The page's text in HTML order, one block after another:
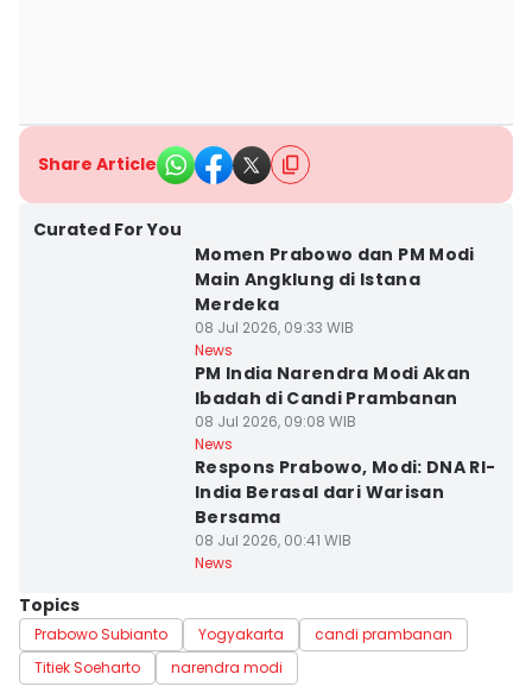
Share Article
Curated For You
Momen Prabowo dan PM Modi
Main Angklung di Istana
Merdeka
08 Jul 2026, 09:33 WIB
News
PM India Narendra Modi Akan
Ibadah di Candi Prambanan
08 Jul 2026, 09:08 WIB
News
Respons Prabowo, Modi: DNA RI-
India Berasal dari Warisan
Bersama
08 Jul 2026, 00:41 WIB
News
Topics
Prabowo Subianto Yogyakarta
candi prambanan
Titiek Soeharto
narendra modi